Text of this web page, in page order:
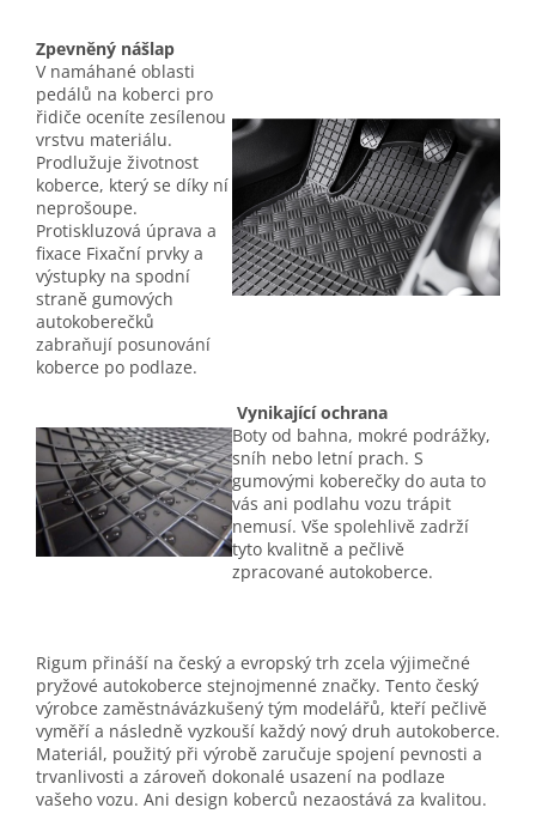
Zpevněný nášlap
V namáhané oblasti
pedálů na koberci pro
řidiče oceníte zesílenou
vrstvu materiálu.
Prodlužuje životnost
koberce, který se díky ní
neprošoupe.
Protiskluzová úprava a
fixace Fixační prvky a
výstupky na spodní
straně gumových
autokoberečků
zabraňují posunování
koberce po podlaze.
Vynikající ochrana
Boty od bahna, mokré podrážky,
sníh nebo letní prach. S
gumovými koberečky do auta to
vás ani podlahu vozu trápit
nemusí. Vše spolehlivě zadrží
tyto kvalitně a pečlivě
zpracované autokoberce.
Rigum přináší na český a evropský trh zcela výjimečné
pryžové autokoberce stejnojmenné značky. Tento český
výrobce zaměstnávázkušený tým modelářů, kteří pečlivě
vyměří a následně vyzkouší každý nový druh autokoberce.
Materiál, použitý při výrobě zaručuje spojení pevnosti a
trvanlivosti a zároveň dokonalé usazení na podlaze
vašeho vozu. Ani design koberců nezaostává za kvalitou.